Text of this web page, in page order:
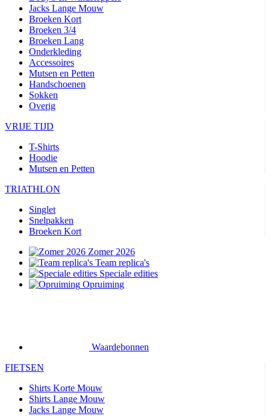
Jacks Lange Mouw
Broeken Kort
Broeken 3/4
Broeken Lang
Onderkleding
Accessoires
Mutsen en Petten
Handschoenen
Sokken
Overig
VRIJE TIJD
T-Shirts
Hoodie
Mutsen en Petten
TRIATHLON
Singlet
Snelpakken
Broeken Kort
Zomer 2026
Team replica's
Speciale edities
Opruiming
Shirts Lange Mouw
Broeken Kort
Accessoires
Handschoenen